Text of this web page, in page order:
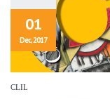
01
Dec, 2017
CLIL